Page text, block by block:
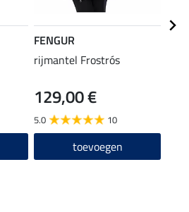
FENGUR
rijmantel Frostrós
129,00 €
5.0 10
toevoegen